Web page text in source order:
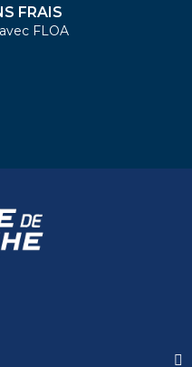
FRAIS
FLOA